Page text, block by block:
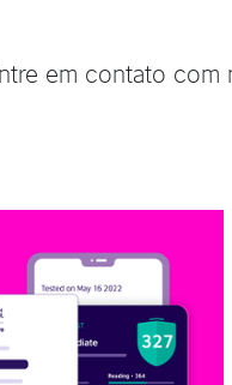
em contato com